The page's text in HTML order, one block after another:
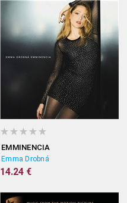
EMMINENCIA
Emma Drobná
14.24 €